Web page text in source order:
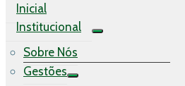
Inicial
Institucional
Sobre Nós
Gestões